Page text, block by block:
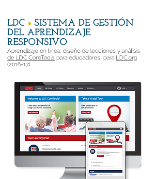
LDC ● SISTEMA DE GESTIÓN
DEL APRENDIZAJE
RESPONSIVO
Aprendizaje en línea, diseño de lecciones y análisis
de LDC CoreTools para educadores, para LDC.org
(2016-17)